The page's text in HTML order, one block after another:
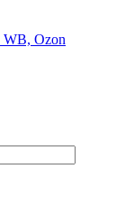
WB, Ozon